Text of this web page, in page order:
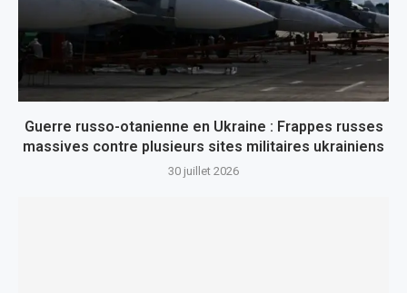
Guerre russo-otanienne en Ukraine : Frappes russes
massives contre plusieurs sites militaires ukrainiens
30 juillet 2026